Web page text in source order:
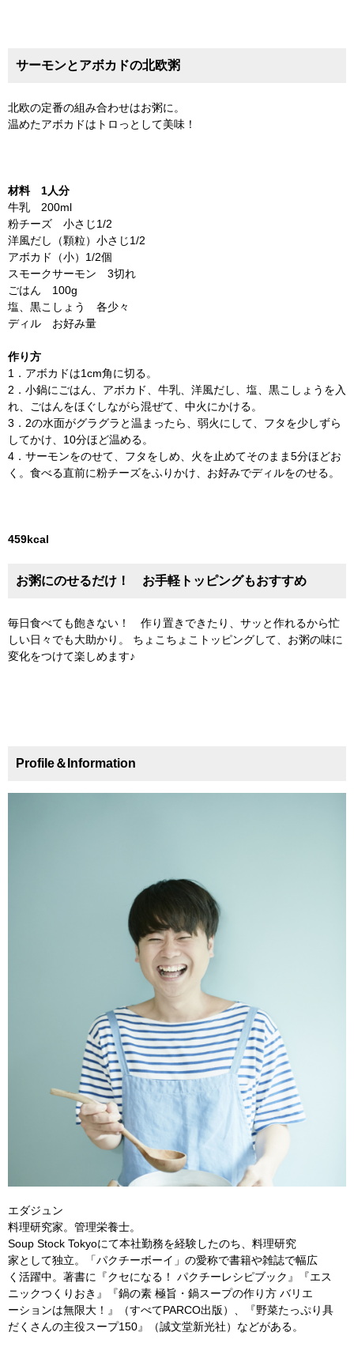
サーモンとアボカドの北欧粥
北欧の定番の組み合わせはお粥に。
温めたアボカドはトロっとして美味！
材料 1人分
牛乳 200ml
粉チーズ 小さじ1/2
洋風だし（顆粒）小さじ1/2
アボカド（小）1/2個
スモークサーモン 3切れ
ごはん 100g
塩、黒こしょう 各少々
ディル お好み量
作り方
1．アボカドは1cm角に切る。
2．小鍋にごはん、アボカド、牛乳、洋風だし、塩、黒こしょうを入
れ、ごはんをほぐしながら混ぜて、中火にかける。
3．2の水面がグラグラと温まったら、弱火にして、フタを少しずら
してかけ、10分ほど温める。
4．サーモンをのせて、フタをしめ、火を止めてそのまま5分ほどお
く。食べる直前に粉チーズをふりかけ、お好みでディルをのせる。
459kcal
お粥にのせるだけ！ お手軽トッピングもおすすめ
毎日食べても飽きない！ 作り置きできたり、サッと作れるから忙
しい日々でも大助かり。 ちょこちょこトッピングして、お粥の味に
変化をつけて楽しめます♪
Profile＆Information
エダジュン
料理研究家。管理栄養士。
Soup Stock Tokyoにて本社勤務を経験したのち、料理研究
家として独立。「パクチーボーイ」の愛称で書籍や雑誌で幅広
く活躍中。著書に『クセになる！ パクチーレシピブック』『エス
ニックつくりおき』『鍋の素 極旨・鍋スープの作り方 バリエ
ーションは無限大！』（すべてPARCO出版）、『野菜たっぷり具
だくさんの主役スープ150』（誠文堂新光社）などがある。